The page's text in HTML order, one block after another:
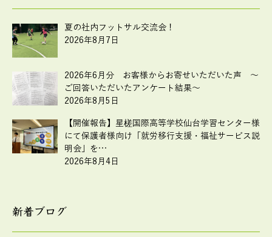
夏の社内フットサル交流会！
2026年8月7日
2026年6月分 お客様からお寄せいただいた声 ～
ご回答いただいたアンケート結果～
2026年8月5日
【開催報告】星槎国際高等学校仙台学習センター様
にて保護者様向け「就労移行支援・福祉サービス説
明会」を…
2026年8月4日
新着ブログ